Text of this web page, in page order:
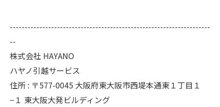
--------------------------------------------------------------------
--
株式会社 HAYANO
ハヤノ引越サービス
住所 : 〒577-0045 大阪府東大阪市西堤本通東１丁目１
−１ 東大阪大発ビルディング